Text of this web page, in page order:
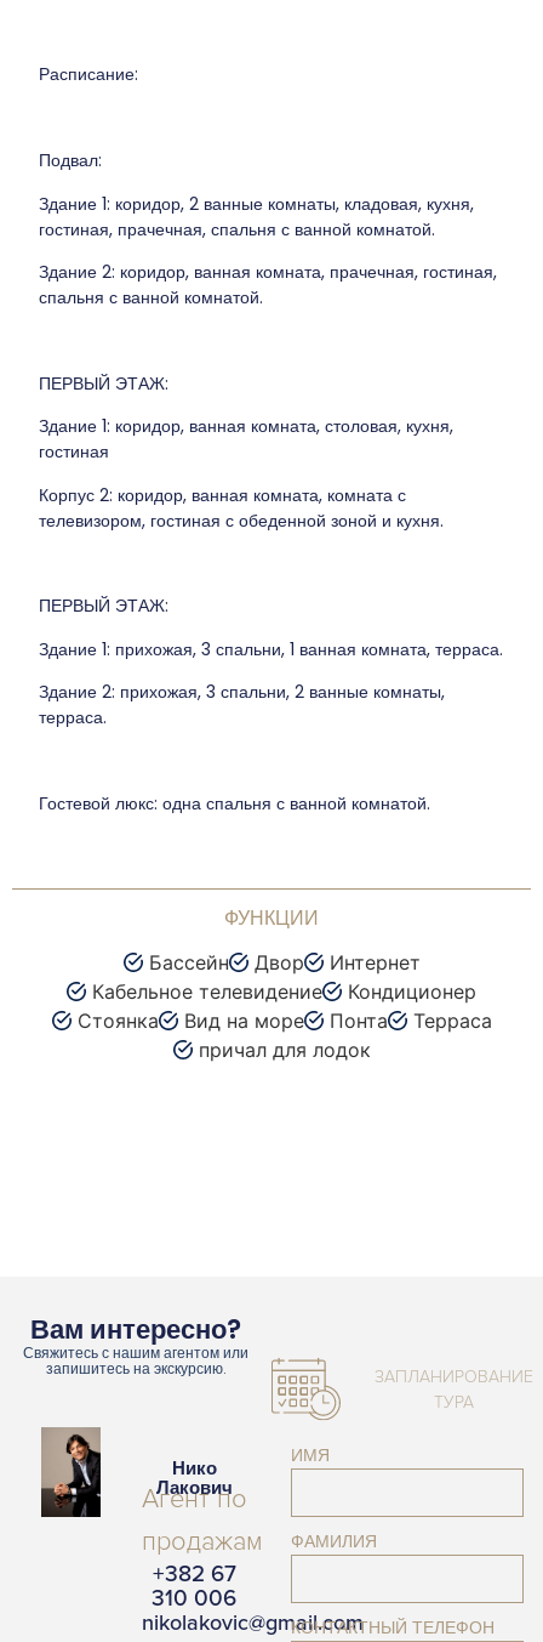
Расписание:
Подвал:
Здание 1: коридор, 2 ванные комнаты, кладовая, кухня,
гостиная, прачечная, спальня с ванной комнатой.
Здание 2: коридор, ванная комната, прачечная, гостиная,
спальня с ванной комнатой.
ПЕРВЫЙ ЭТАЖ:
Здание 1: коридор, ванная комната, столовая, кухня,
гостиная
Корпус 2: коридор, ванная комната, комната с
телевизором, гостиная с обеденной зоной и кухня.
ПЕРВЫЙ ЭТАЖ:
Здание 1: прихожая, 3 спальни, 1 ванная комната, терраса.
Здание 2: прихожая, 3 спальни, 2 ванные комнаты,
терраса.
Гостевой люкс: одна спальня с ванной комнатой.
ФУНКЦИИ
Бассейн Двор
Интернет
Кабельное телевидение
Кондиционер
Стоянка
Вид на море Понта
Терраса
причал для лодок
Вам интересно?
Свяжитесь с нашим агентом или
запишитесь на экскурсию.
Нико
Лакович
Агент по
продажам
+382 67
310 006
nikolakovic@gmail.com
ЗАПЛАНИРОВАНИЕ
ТУРА
ИМЯ
ФАМИЛИЯ
КОНТАКТНЫЙ ТЕЛЕФОН